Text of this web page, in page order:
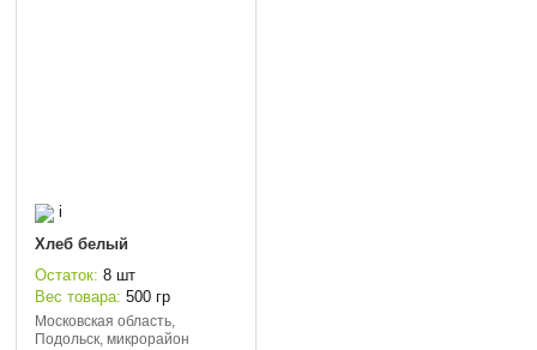
i
Хлеб белый
Остаток:8 шт
Вес товара:500 гр
Московская область,
Подольск, микрорайон